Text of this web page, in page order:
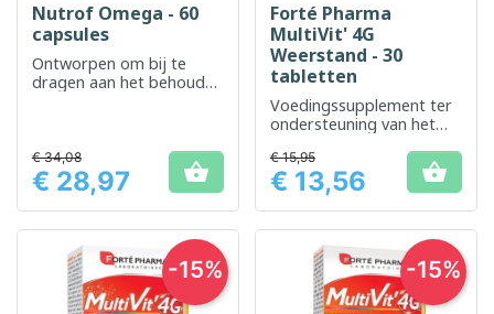
Nutrof Omega - 60
capsules
Ontworpen om bij te
dragen aan het behoud
Prijs
€ 34,08
€ 28,97 
Forté Pharma
MultiVit' 4G
Weerstand - 30
tabletten
Voedingssupplement ter
ondersteuning van het
Prijs
€ 15,95
€ 13,56 
-15% -15%